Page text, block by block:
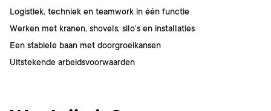
Logistiek, techniek en teamwork in één functie
Werken met kranen, shovels, silo’s en installaties
Een stabiele baan met doorgroeikansen
Uitstekende arbeidsvoorwaarden